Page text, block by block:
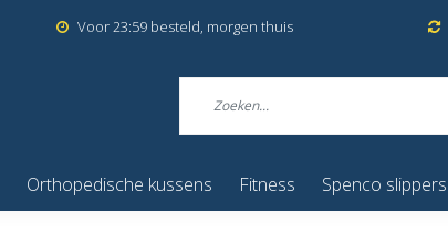
Voor 23:59 besteld, morgen thuis
Orthopedische kussens Fitness Spenco slippers